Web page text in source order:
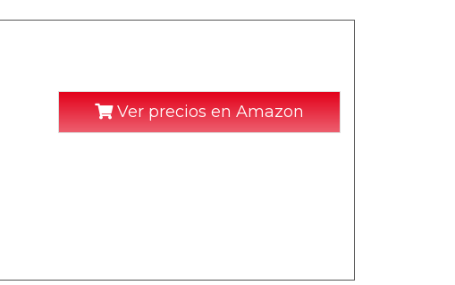
Ver precios en Amazon